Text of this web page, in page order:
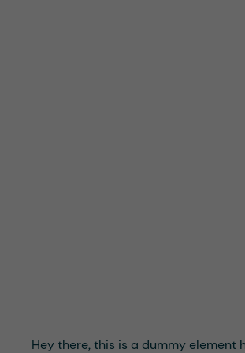
Hey there, this is a dummy